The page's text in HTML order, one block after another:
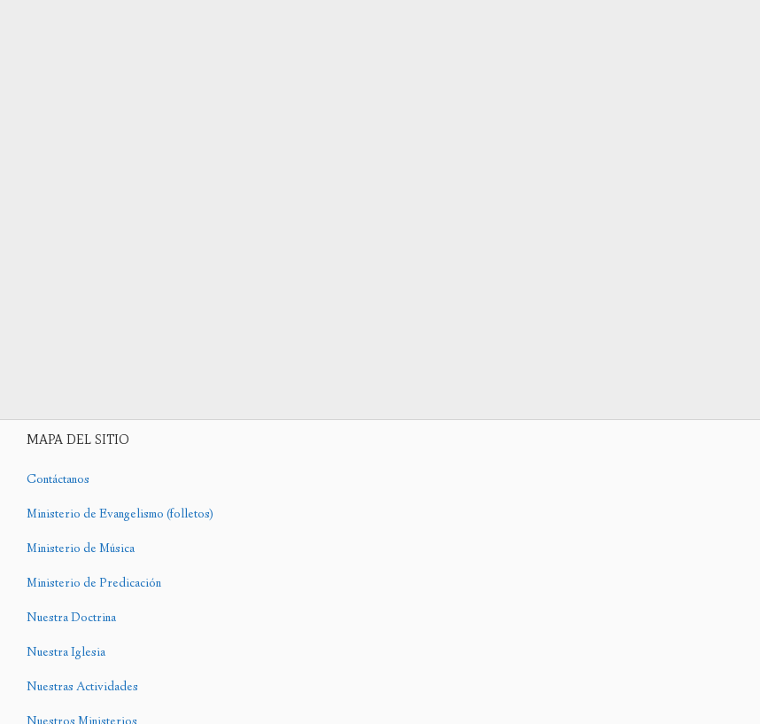
MAPA DEL SITIO
Contáctanos
Ministerio de Evangelismo (folletos)
Ministerio de Música
Ministerio de Predicación
Nuestra Doctrina
Nuestra Iglesia
Nuestras Actividades